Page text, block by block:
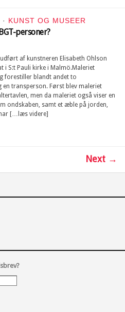
· KUNST OG MUSEER
personer?
af kunstneren Elisabeth Ohlson
i S:t Pauli kirke i Malmö.Maleriet
forestiller blandt andet to
en transperson. Først blev maleriet
men da maleriet også viser en
ondskaben, samt et æble på jorden,
[…læs videre]
Next →